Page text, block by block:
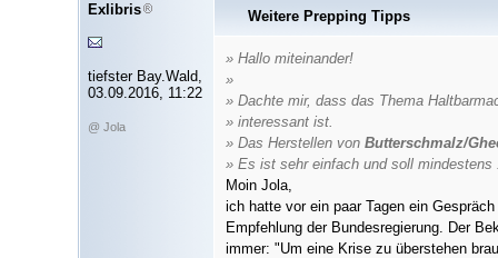
Exlibris
tiefster Bay.Wald,
03.09.2016, 11:22
@ Jola
Weitere Prepping Tipps
» Hallo miteinander!
»
» Dachte mir, dass das Thema
» interessant ist.
» Das Herstellen von Butterschmalz/
» Es ist sehr einfach und soll mindestens
Moin Jola,
ich hatte vor ein paar Tagen ein
Empfehlung der Bundesregierung. Der
immer: "Um eine Krise zu überstehen